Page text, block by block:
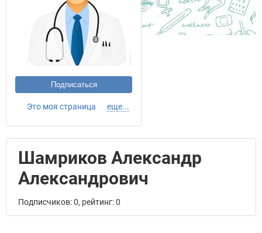
Подписаться
Это моя страница еще...
Шамриков Александр
Александрович
Подписчиков: 0, рейтинг: 0